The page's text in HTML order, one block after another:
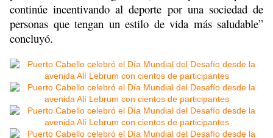
continúe incentivando al deporte por una sociedad de
personas que tengan un estilo de vida más saludable”
concluyó.